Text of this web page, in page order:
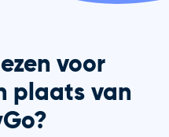
voor
plaats van